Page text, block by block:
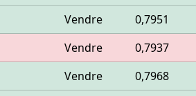
Vendre 0,7951
Vendre 0,7937
Vendre 0,7968